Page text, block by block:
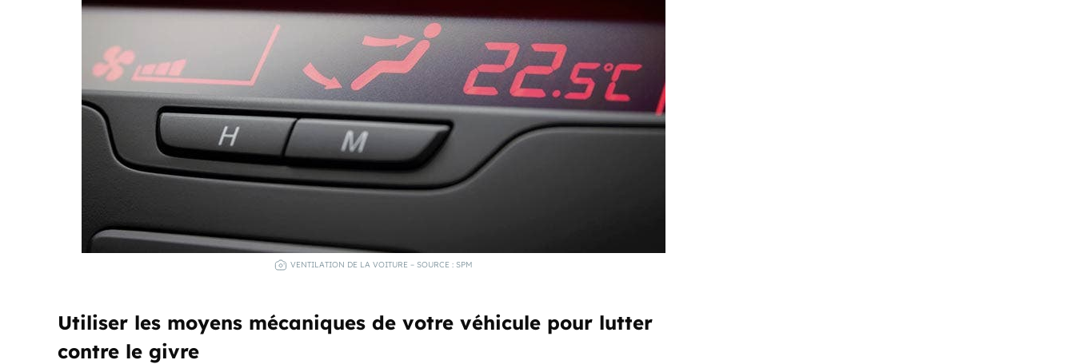
VENTILATION DE LA VOITURE – SOURCE : SPM
Utiliser les moyens mécaniques de votre véhicule pour lutter
contre le givre